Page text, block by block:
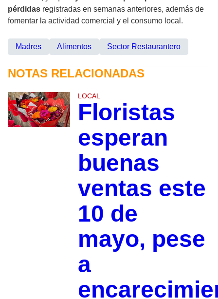
pérdidas registradas en semanas anteriores, además de
fomentar la actividad comercial y el consumo local.
Madres Alimentos Sector Restaurantero
NOTAS RELACIONADAS
LOCAL
Floristas
esperan
buenas
ventas este
10 de
mayo, pese
a